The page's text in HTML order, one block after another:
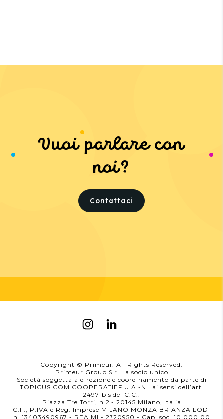
Vuoi parlare con
noi?
Contattaci
Copyright © Primeur. All Rights Reserved.
Primeur Group S.r.l. a socio unico
Società soggetta a direzione e coordinamento da parte di
TOPICUS.COM COOPERATIEF U.A.-NL ai sensi dell’art.
2497-bis del C.C..
Piazza Tre Torri, n.2 - 20145 Milano, Italia
C.F., P.IVA e Reg. Imprese MILANO MONZA BRIANZA LODI
n. 13403490967 - REA MI - 2720950 - Cap. soc. 10.000,00